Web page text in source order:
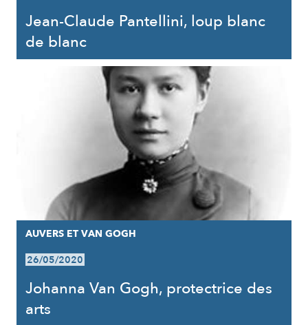
Jean-Claude Pantellini, loup blanc
de blanc
AUVERS ET VAN GOGH
26/05/2020
Johanna Van Gogh, protectrice des
arts